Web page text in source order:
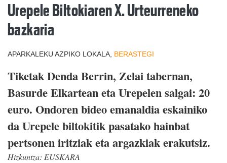
Urepele Biltokiaren X. Urteurreneko
bazkaria
APARKALEKU AZPIKO LOKALA, BERASTEGI
Tiketak Denda Berrin, Zelai tabernan,
Basurde Elkartean eta Urepelen salgai: 20
euro. Ondoren bideo emanaldia eskainiko
da Urepele biltokitik pasatako hainbat
pertsonen iritziak eta argazkiak erakutsiz.
Hizkuntza: EUSKARA